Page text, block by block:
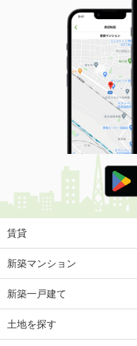
賃貸
新築マンション
新築一戸建て
土地を探す